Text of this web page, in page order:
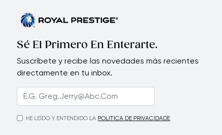
Sé El Primero En Enterarte.
Suscríbete y recibe las novedades más recientes
directamente en tu inbox.
HE LEÍDO Y ENTENDIDO LA POLITICA DE PRIVACIDADE